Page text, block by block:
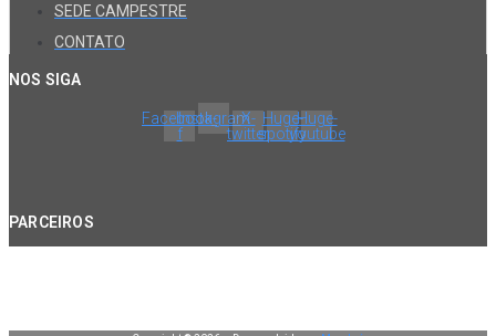
SEDE CAMPESTRE
CONTATO
NOS SIGA
Facebook-
f
InstagramX-
twitter
Huge-
spotify
Huge-
youtube
PARCEIROS